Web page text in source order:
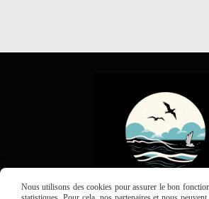
Nous utilisons des cookies pour assurer le bon